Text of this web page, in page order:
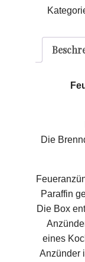
Die
Paraffin
Die Box
eines
Anzünder